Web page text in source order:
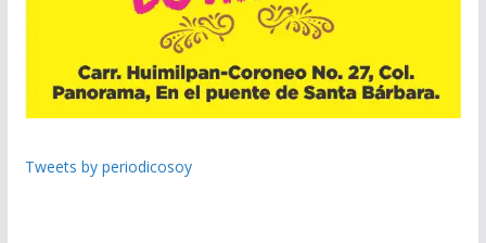
Tweets by periodicosoy